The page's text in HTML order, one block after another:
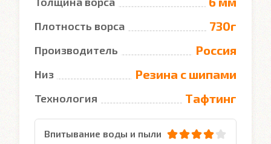
Плотность ворса 730г
Производитель Россия
Низ Резина с шипами
Технология Тафтинг
Впитывание воды и пыли